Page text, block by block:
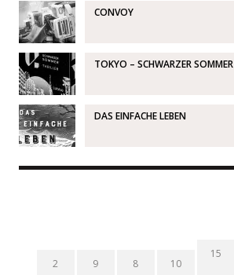
CONVOY
TOKYO – SCHWARZER SOMMER
DAS EINFACHE LEBEN
2
9
8
10
15